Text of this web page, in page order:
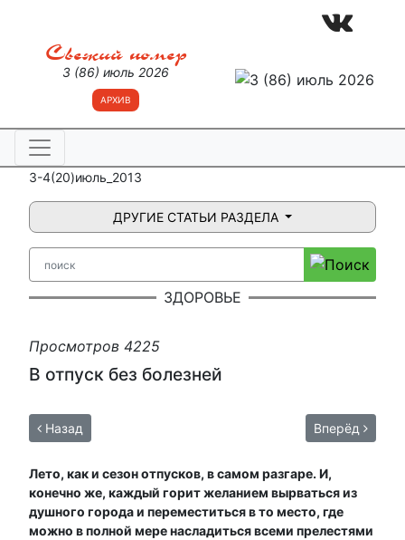
Свежий номер
3 (86) июль 2026
АРХИВ
3-4(20)июль_2013
ДРУГИЕ СТАТЬИ РАЗДЕЛА
ЗДОРОВЬЕ
Просмотров 4225
В отпуск без болезней
Назад Вперёд
Лето, как и сезон отпусков, в самом разгаре. И,
конечно же, каждый горит желанием вырваться из
душного города и переместиться в то место, где
можно в полной мере насладиться всеми прелестями